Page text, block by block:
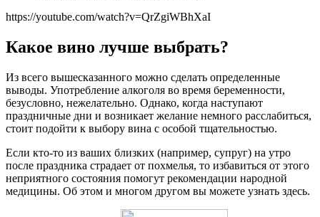
https://youtube.com/watch?v=QrZgiWBhXaI
Какое вино лучше выбрать?
Из всего вышесказанного можно сделать определенные
выводы. Употребление алкоголя во время беременности,
безусловно, нежелательно. Однако, когда наступают
праздничные дни и возникает желание немного расслабиться,
стоит подойти к выбору вина с особой тщательностью.
Если кто-то из ваших близких (например, супруг) на утро
после праздника страдает от похмелья, то избавиться от этого
неприятного состояния помогут рекомендации народной
медицины. Об этом и многом другом вы можете узнать здесь.